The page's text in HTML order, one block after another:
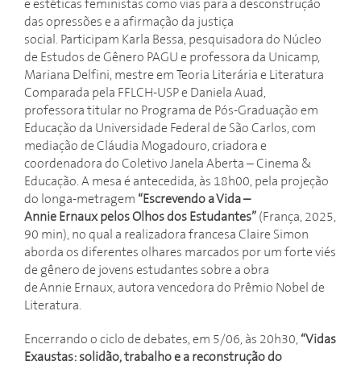
e estéticas feministas como vias para a desconstrução
das opressões e a afirmação da justiça
social. Participam Karla Bessa, pesquisadora do Núcleo
de Estudos de Gênero PAGU e professora da Unicamp,
Mariana Delfini, mestre em Teoria Literária e Literatura
Comparada pela FFLCH-USP e Daniela Auad,
professora titular no Programa de Pós-Graduação em
Educação da Universidade Federal de São Carlos, com
mediação de Cláudia Mogadouro, criadora e
coordenadora do Coletivo Janela Aberta – Cinema &
Educação. A mesa é antecedida, às 18h00, pela projeção
do longa-metragem “Escrevendo a Vida –
Annie Ernaux pelos Olhos dos Estudantes” (França, 2025,
90 min), no qual a realizadora francesa Claire Simon
aborda os diferentes olhares marcados por um forte viés
de gênero de jovens estudantes sobre a obra
de Annie Ernaux, autora vencedora do Prêmio Nobel de
Literatura.
Encerrando o ciclo de debates, em 5/06, às 20h30, “Vidas
Exaustas: solidão, trabalho e a reconstrução do